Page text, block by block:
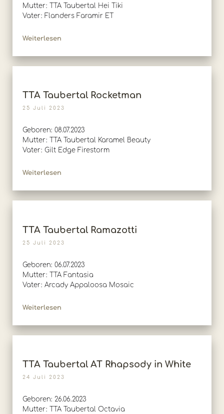
Mutter: TTA Taubertal Hei Tiki
Vater: Flanders Faramir ET
Weiterlesen
TTA Taubertal Rocketman
25 Juli 2023
Geboren: 08.07.2023
Mutter: TTA Taubertal Karamel Beauty
Vater: Gilt Edge Firestorm
Weiterlesen
TTA Taubertal Ramazotti
25 Juli 2023
Geboren: 06.07.2023
Mutter: TTA Fantasia
Vater: Arcady Appaloosa Mosaic
Weiterlesen
TTA Taubertal AT Rhapsody in White
24 Juli 2023
Geboren: 26.06.2023
Mutter: TTA Taubertal Octavia